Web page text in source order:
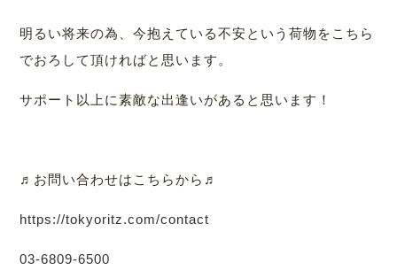
明るい将来の為、今抱えている不安という荷物をこちら
でおろして頂ければと思います。
サポート以上に素敵な出逢いがあると思います！
♬お問い合わせはこちらから♬
https://tokyoritz.com/contact
03-6809-6500